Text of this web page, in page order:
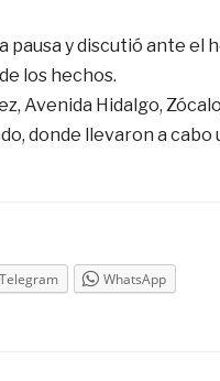
pausa y discutió ante el
los hechos.
Avenida Hidalgo,
donde llevaron a cabo
Telegram
WhatsApp